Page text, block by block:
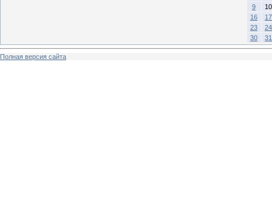
9
10
16
17
23
24
30
31
Полная версия сайта